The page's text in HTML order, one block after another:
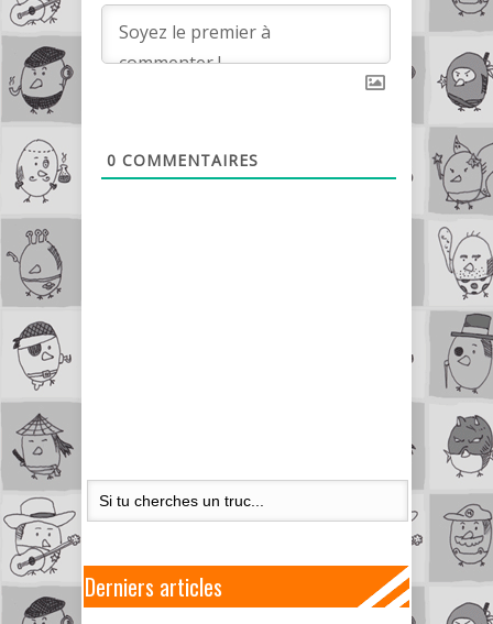
0 COMMENTAIRES
Derniers articles